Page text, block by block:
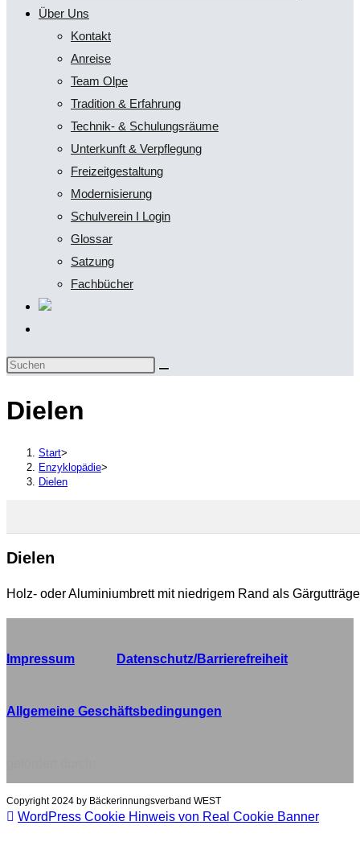
Über Uns
Kontakt
Anreise
Team Olpe
Tradition & Erfahrung
Technik- & Schulungsräume
Unterkunft & Verpflegung
Freizeitgestaltung
Modernisierung
Schulverein I Login
Glossar
Satzung
Fachbücher
umschalten
Diese
durchsuchen
Dielen
Start>
Enzyklopädie>
Dielen
Dielen
Holz- oder Aluminiumbrett mit niedrigem Rand als
Impressum Datenschutz/Barrierefreiheit
Allgemeine Geschäftsbedingungen
Copyright 2024 by Bäckerinnungsverband WEST
WordPress Cookie Hinweis von Real Cookie Banner